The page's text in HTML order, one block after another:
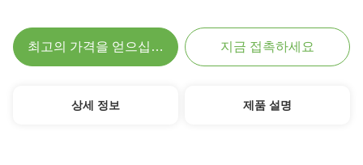
최고의 가격을 얻으십시오 지금 접촉하세요
상세 정보 제품 설명